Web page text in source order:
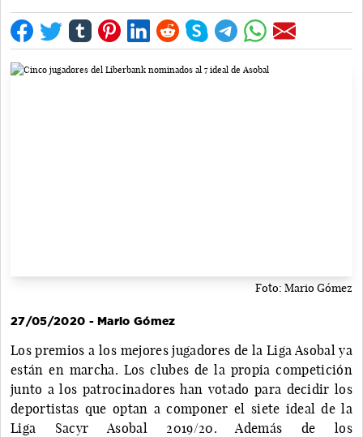
Foto: Mario Gómez
27/05/2020 - Mario Gómez
Los premios a los mejores jugadores de la Liga Asobal ya
están en marcha. Los clubes de la propia competición
junto a los patrocinadores han votado para decidir los
deportistas que optan a componer el siete ideal de la
Liga Sacyr Asobal 2019/20. Además de los